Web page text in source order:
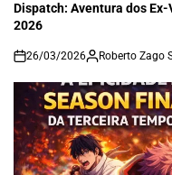
IN
Dispatch: Aventura dos
2026
on
26/03/2026 Roberto Zago